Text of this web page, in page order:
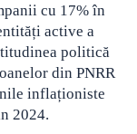
cu 17% în
active a
politică
din PNRR
inflaționiste
2024.